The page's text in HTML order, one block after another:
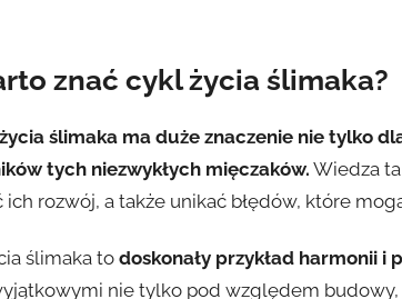
znać cykl życia ślimaka?
ślimaka ma duże znaczenie nie tylko
tych niezwykłych mięczaków.Wiedza
ich rozwój, a także unikać błędów, które
ślimaka to doskonały przykład harmonii i
nie tylko pod względem budowy,